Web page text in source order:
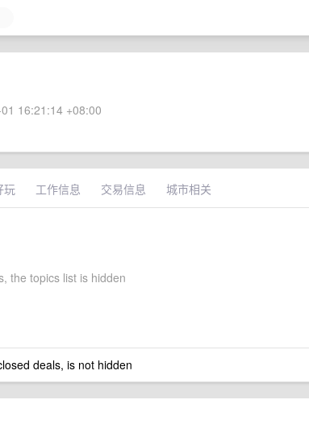
16:21:14 +08:00
玩 工作信息 交易信息 城市相关
the topics list is hidden
deals, is not hidden